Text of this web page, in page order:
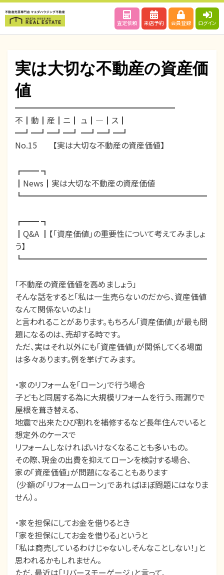
査定依頼 来店予約 会員登録 ログイン
実は大切な不動産の資産価
値
投
稿
日:
━━━━━━━━━━━━━━━━━━━━
不┃動┃産┃ニ┃ ュ┃―┃ス┃
━┛━┛━┛━┛ ━┛━┛━┛
No.15 【実は大切な不動産の資産価値】
┏━━ ┓
┃News┃実は大切な不動産の資産価値
┗━━━━━━━━━━━━━━━━━━━━━━━
┏━━ ┓
┃Q&A ┃【「資産価値」の重要性について考えてみましょ
う】
┗━━━━━━━━━━━━━━━━━━━━━━━
「不動産の資産価値を高めましょう」
そんな話をすると「私は一生売らないのだから、資産価値
なんて関係ないのよ！」
と言われることがあります。もちろん「資産価値」が最も問
題になるのは、売却する時です。
ただ、実はそれ以外にも「資産価値」が関係してくる場面
は多々あります。例を挙げてみます。
・家のリフォームを「ローン」で行う場合
子どもと同居する為に大規模リフォームを行う、雨漏りで
屋根を葺き替える、
地震で出来たひび割れを補修するなど長年住んでいると
想定外のケースで
リフォームしなければいけなくなることも多いもの。
その際、現金の出費を抑えてローンを検討する場合、
家の「資産価値」が問題になることもあります
（少額の「リフォームローン」であればほぼ問題にはなりま
せん）。
・家を担保にしてお金を借りるとき
「家を担保にしてお金を借りる」というと
「私は商売しているわけじゃないしそんなことしない！」と
思われるかもしれません。
ただ、最近は「リバースモーゲージ」と言って、